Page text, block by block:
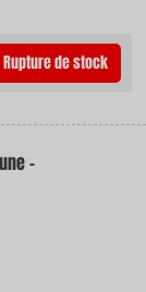
Rupture de stock
-